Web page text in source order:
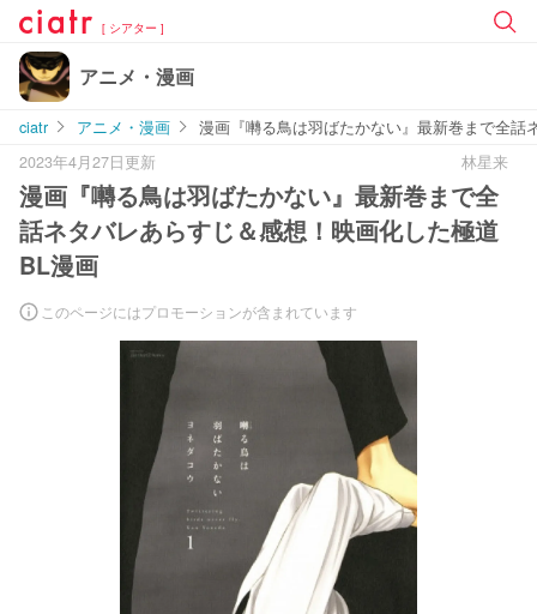
[ シアター ]
アニメ・漫画
ciatr アニメ・漫画
漫画『囀る鳥は羽ばたかない』最新巻まで全話
2023年4月27日更新
林星来
漫画『囀る鳥は羽ばたかない』最新巻まで全
話ネタバレあらすじ＆感想！映画化した極道
BL漫画
このページにはプロモーションが含まれています